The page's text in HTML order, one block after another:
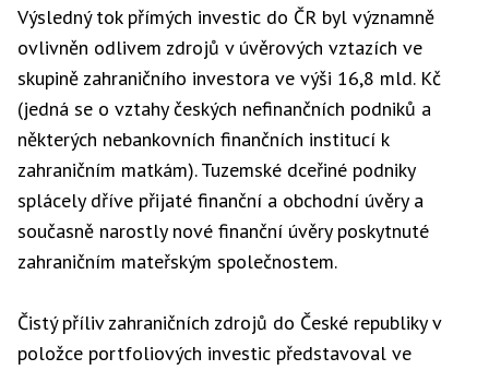
Výsledný tok přímých investic do ČR byl významně
ovlivněn odlivem zdrojů v úvěrových vztazích ve
skupině zahraničního investora ve výši 16,8 mld. Kč
(jedná se o vztahy českých nefinančních podniků a
některých nebankovních finančních institucí k
zahraničním matkám). Tuzemské dceřiné podniky
splácely dříve přijaté finanční a obchodní úvěry a
současně narostly nové finanční úvěry poskytnuté
zahraničním mateřským společnostem.
Čistý příliv zahraničních zdrojů do České republiky v
položce portfoliových investic představoval ve